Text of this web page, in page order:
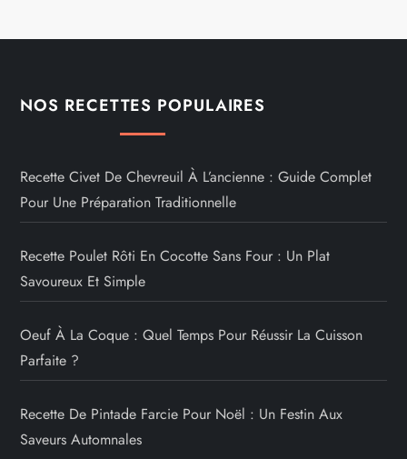
NOS RECETTES POPULAIRES
Recette Civet De Chevreuil À L’ancienne : Guide Complet
Pour Une Préparation Traditionnelle
Recette Poulet Rôti En Cocotte Sans Four : Un Plat
Savoureux Et Simple
Oeuf À La Coque : Quel Temps Pour Réussir La Cuisson
Parfaite ?
Recette De Pintade Farcie Pour Noël : Un Festin Aux
Saveurs Automnales